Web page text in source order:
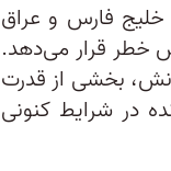
خلیج فارس و عراق
خطر قرار می‌دهد.
بخشی از قدرت
در شرایط کنونی